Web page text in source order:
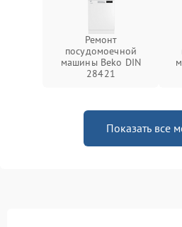
Ремонт
посудомоечной
машины Beko DIN
28421
Показать все